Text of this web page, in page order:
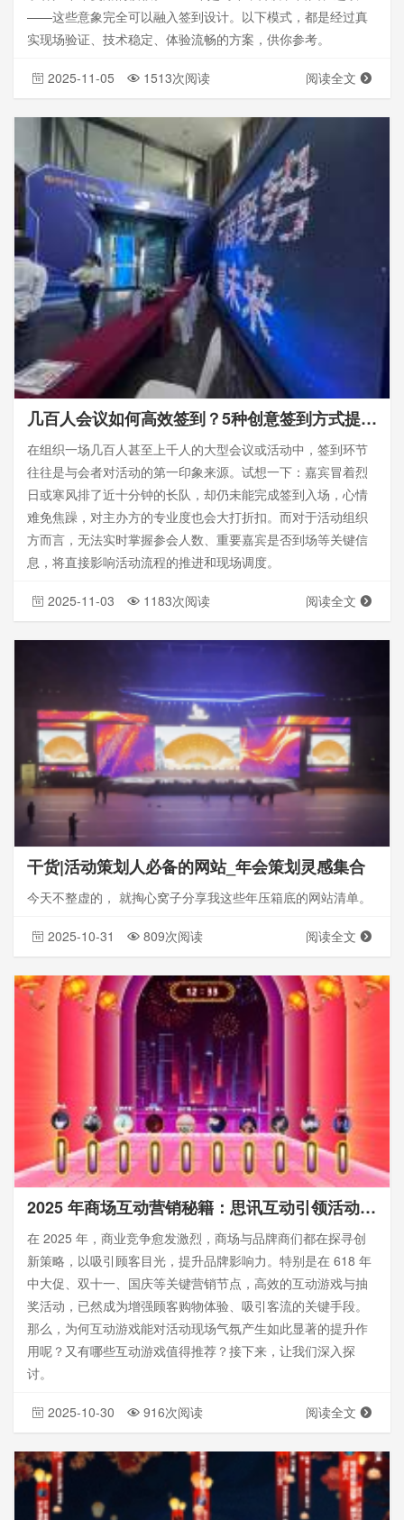
——这些意象完全可以融入签到设计。以下模式，都是经过真
实现场验证、技术稳定、体验流畅的方案，供你参考。
2025-11-05 1513次阅读 阅读全文
几百人会议如何高效签到？5种创意签到方式提升大型活动第一印象
在组织一场几百人甚至上千人的大型会议或活动中，签到环节
往往是与会者对活动的第一印象来源。试想一下：嘉宾冒着烈
日或寒风排了近十分钟的长队，却仍未能完成签到入场，心情
难免焦躁，对主办方的专业度也会大打折扣。而对于活动组织
方而言，无法实时掌握参会人数、重要嘉宾是否到场等关键信
息，将直接影响活动流程的推进和现场调度。
2025-11-03 1183次阅读 阅读全文
干货|活动策划人必备的网站_年会策划灵感集合
今天不整虚的， 就掏心窝子分享我这些年压箱底的网站清单。
2025-10-31 809次阅读 阅读全文
2025 年商场互动营销秘籍：思讯互动引领活动新热潮
在 2025 年，商业竞争愈发激烈，商场与品牌商们都在探寻创
新策略，以吸引顾客目光，提升品牌影响力。特别是在 618 年
中大促、双十一、国庆等关键营销节点，高效的互动游戏与抽
奖活动，已然成为增强顾客购物体验、吸引客流的关键手段。
那么，为何互动游戏能对活动现场气氛产生如此显著的提升作
用呢？又有哪些互动游戏值得推荐？接下来，让我们深入探
讨。
2025-10-30 916次阅读 阅读全文